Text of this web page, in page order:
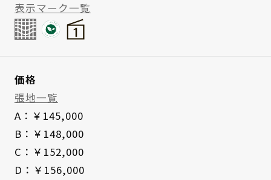
表示マーク一覧
価格
張地一覧
A：￥145,000
B：￥148,000
C：￥152,000
D：￥156,000